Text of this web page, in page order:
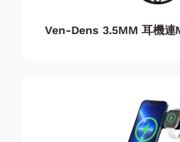
Ven-Dens 3.5MM 耳機連